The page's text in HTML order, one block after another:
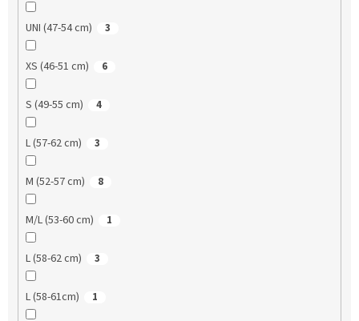
UNI (47-54 cm) 3
XS (46-51 cm) 6
S (49-55 cm) 4
L (57-62 cm) 3
M (52-57 cm) 8
M/L (53-60 cm) 1
L (58-62 cm) 3
L (58-61cm) 1